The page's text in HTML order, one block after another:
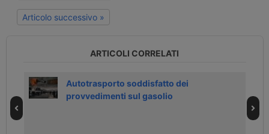
Articolo successivo »
ARTICOLI CORRELATI
Autotrasporto soddisfatto dei
provvedimenti sul gasolio